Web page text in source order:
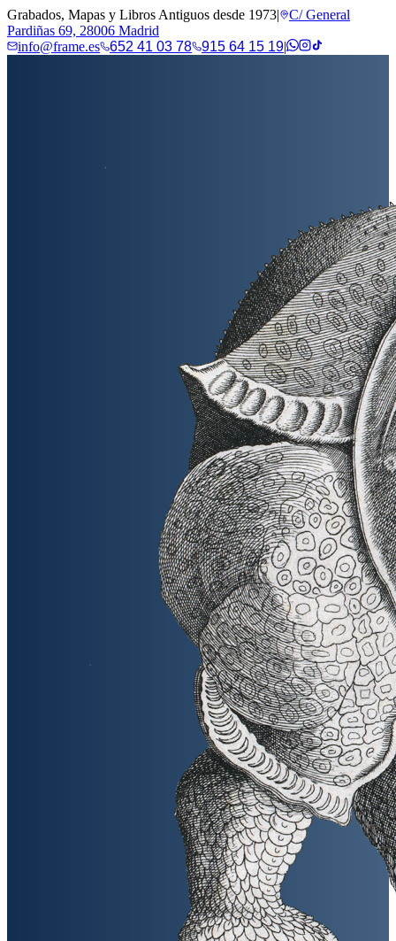
Grabados, Mapas y Libros Antiguos desde 1973|
C/ General
Pardiñas 69, 28006 Madrid
info@frame.es
652 41 03 78 915 64 15 19|